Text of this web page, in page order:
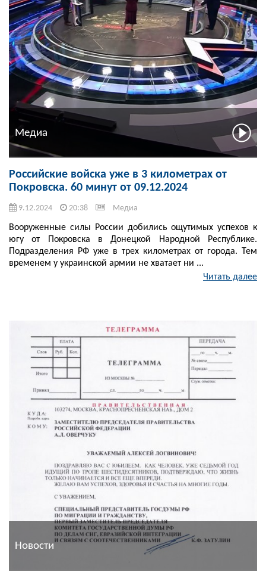
Медиа
Российские войска уже в 3 километрах от
Покровска. 60 минут от 09.12.2024
9.12.2024 20:38 Медиа
Вооруженные силы России добились ощутимых успехов к
югу от Покровска в Донецкой Народной Республике.
Подразделения РФ уже в трех километрах от города. Тем
временем у украинской армии не хватает ни ...
Читать далее
Новости